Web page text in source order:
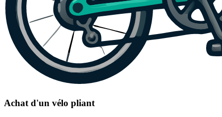
Achat d'un vélo pliant